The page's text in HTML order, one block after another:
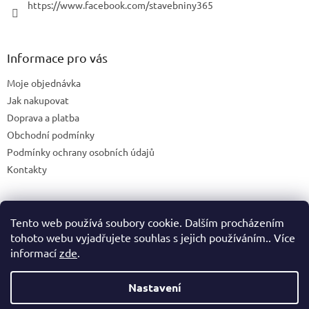
Tento web používá soubory cookie. Dalším procházením
tohoto webu vyjadřujete souhlas s jejich používáním.. Více
informací zde.
Nastavení
https://www.facebook.com/stavebniny365
Informace pro vás
Moje objednávka
Jak nakupovat
Doprava a platba
Obchodní podmínky
Podmínky ochrany osobních údajů
Kontakty
Blog
Vytvořil Shoptet